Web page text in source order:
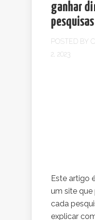
ganhar
POSTED BY
2, 2023
Este artigo
um site
cada
explicar